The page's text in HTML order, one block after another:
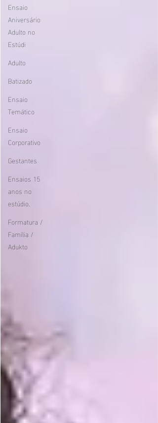
Ensaio
Aniversário
Adulto no
Estúdi
Adulto
Batizado
Ensaio
Temático
Ensaio
Corporativo
Gestantes
Ensaios 15
anos no
estúdio.
Formatura /
Família /
Adukto